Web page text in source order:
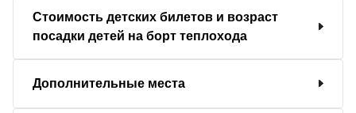
Стоимость детских билетов и возраст
посадки детей на борт теплохода
Дополнительные места